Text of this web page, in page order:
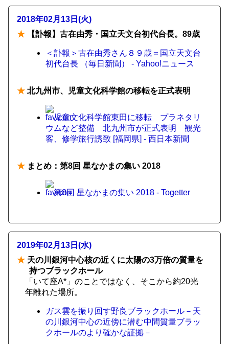
2018年02月13日(火)
★ 【訃報】古在由秀・国立天文台初代台長。89歳
＜訃報＞古在由秀さん８９歳＝国立天文台
初代台長 （毎日新聞） - Yahoo!ニュース
★ 北九州市、児童文化科学館の移転を正式表明
児童文化科学館東田に移転 プラネタリ
ウムなど整備 北九州市が正式表明 観光
客、修学旅行誘致 [福岡県] - 西日本新聞
★ まとめ：第8回 星なかまの集い 2018
第8回 星なかまの集い 2018 - Togetter
2019年02月13日(水)
★ 天の川銀河中心核の近くに太陽の3万倍の質量を
持つブラックホール
「いて座A*」のことではなく、そこから約20光
年離れた場所。
ガス雲を振り回す野良ブラックホール－天
の川銀河中心の近傍に潜む中間質量ブラッ
クホールのより確かな証拠－